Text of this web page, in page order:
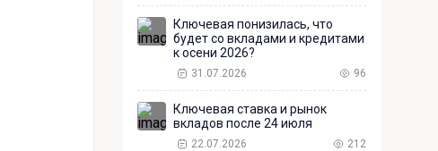
Ключевая понизилась, что
будет со вкладами и кредитами
к осени 2026?
31.07.2026 96
Ключевая ставка и рынок
вкладов после 24 июля
22.07.2026 212